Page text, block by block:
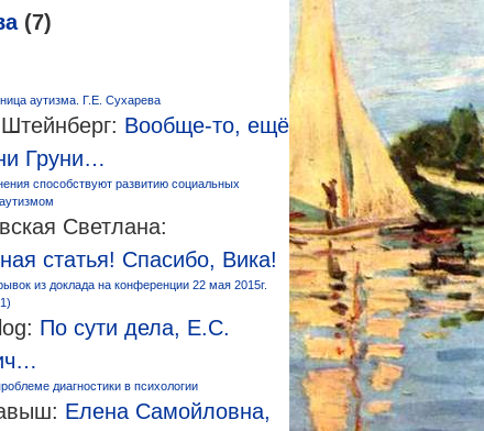
(7)
аутизма. Г.Е. Сухарева
Вообще-то, ещё
Груни…
способствуют развитию социальных
Светлана:
статья! Спасибо, Вика!
из доклада на конференции 22 мая 2015г.
По сути дела, Е.С.
диагностики в психологии
Елена Самойловна,